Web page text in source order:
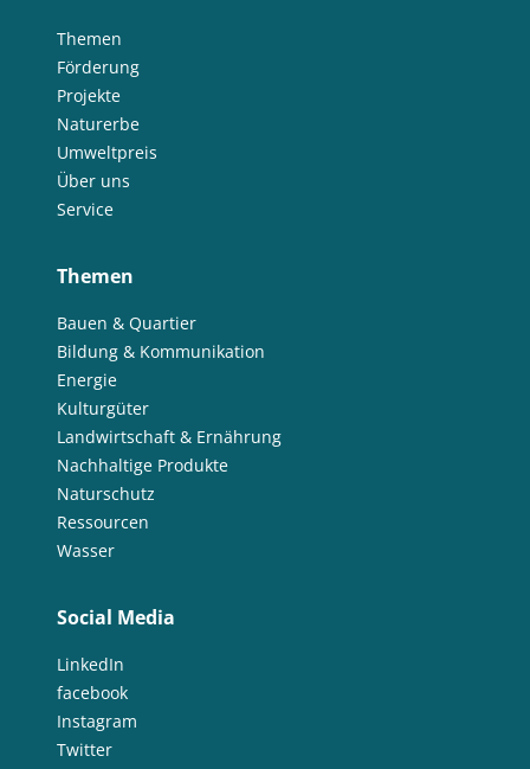
Themen
Förderung
Projekte
Naturerbe
Umweltpreis
Über uns
Service
Themen
Bauen & Quartier
Bildung & Kommunikation
Energie
Kulturgüter
Landwirtschaft & Ernährung
Nachhaltige Produkte
Naturschutz
Ressourcen
Wasser
Social Media
LinkedIn
facebook
Instagram
Twitter